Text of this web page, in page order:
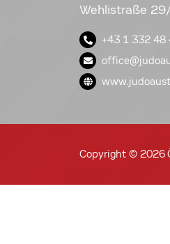
Wehlistraße
+43 1 332 48
Copyright © 2026